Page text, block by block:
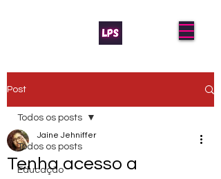
Post
Todos os posts
Educação
Todos os posts
Tenha acesso a
Jaíne Jehniffer